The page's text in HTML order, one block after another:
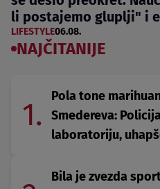
li postajemo gluplji" i
LIFESTYLE06.08.
NAJČITANIJE
1.
Pola tone
Smedereva:
laboratoriju,
Bila je zvezda